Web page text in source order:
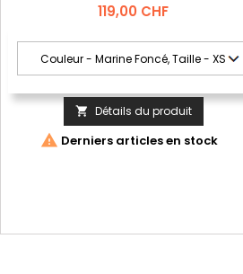
Prix
119,00 CHF
 Détails du produit
 Derniers articles en stock